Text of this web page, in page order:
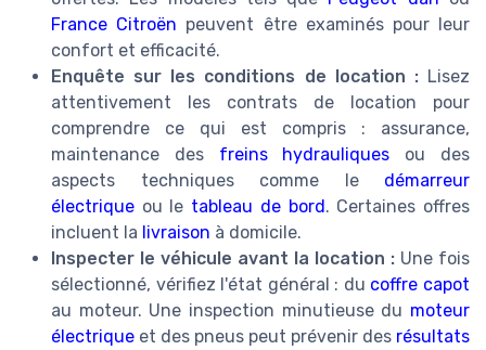
France Citroën peuvent être examinés pour leur
confort et efficacité.
Enquête sur les conditions de location :Lisez
attentivement les contrats de location pour
comprendre ce qui est compris : assurance,
maintenance des freins hydrauliques ou des
aspects techniques comme le démarreur
électrique ou le tableau de bord. Certaines offres
incluent la livraison à domicile.
Inspecter le véhicule avant la location : Une fois
sélectionné, vérifiez l'état général : du coffre capot
au moteur. Une inspection minutieuse du moteur
électrique et des pneus peut prévenir des résultats